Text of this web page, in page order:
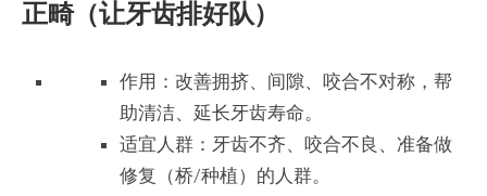
正畸（让牙齿排好队）
作用：改善拥挤、间隙、咬合不对称，帮
助清洁、延长牙齿寿命。
适宜人群：牙齿不齐、咬合不良、准备做
修复（桥/种植）的人群。